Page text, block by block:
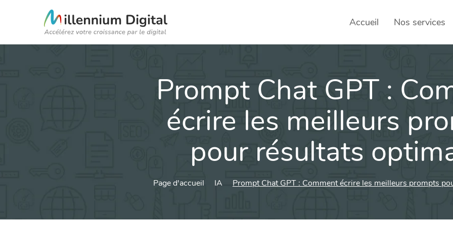
Accueil Nos services
Social
Prompt Chat GPT :
écrire les meilleurs
pour résultats
Page d'accueil IA Prompt Chat GPT : Comment écrire les meilleurs prompts